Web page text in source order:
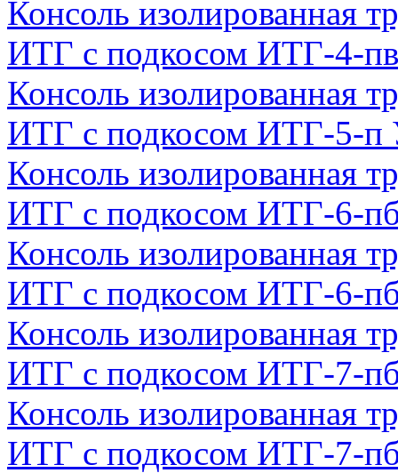
Консоль изолированная
ИТГ с подкосом ИТГ-4-
Консоль изолированная
ИТГ с подкосом ИТГ-5-п
Консоль изолированная
ИТГ с подкосом ИТГ-6-
Консоль изолированная
ИТГ с подкосом ИТГ-6-
Консоль изолированная
ИТГ с подкосом ИТГ-7-
Консоль изолированная
ИТГ с подкосом ИТГ-7-